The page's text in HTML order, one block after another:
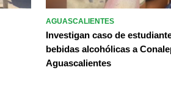
AGUASCALIENTES
Investigan caso de
bebidas alcohólicas a
Aguascalientes